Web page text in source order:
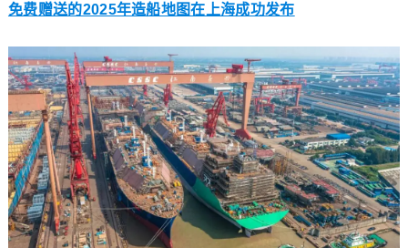
免费赠送的2025年造船地图在上海成功发布